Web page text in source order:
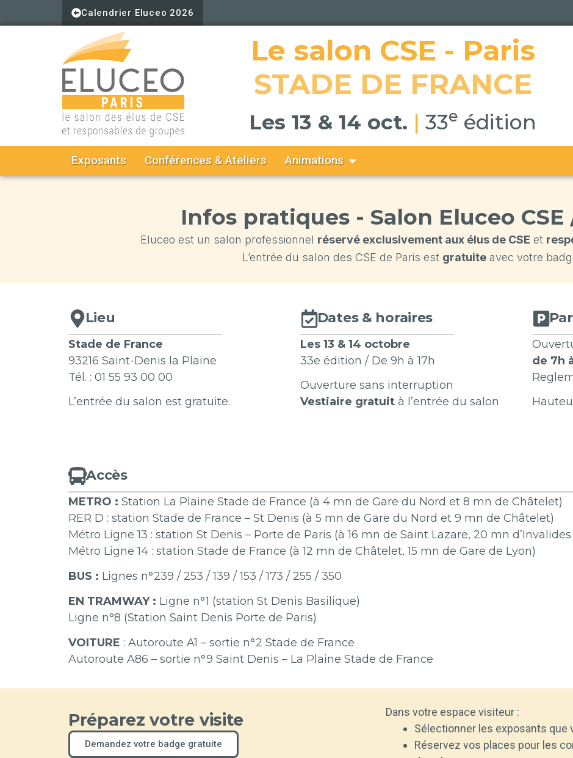
au
Calendrier Eluceo 2026
Le salon CSE - Paris
STADE DE FRANCE
Les 13 & 14 oct. | 33e édition
Exposants Conférences & Ateliers Animations
Infos pratiques - Salon Eluceo CSE
Eluceo est un salon professionnel réservé exclusivement aux élus de CSE et
L’entrée du salon des CSE de Paris est gratuiteavec votre
Lieu
Stade de France
93216 Saint-Denis la Plaine
Tél. : 01 55 93 00 00
L’entrée du salon est gratuite.
Dates & horaires
Les 13 & 14 octobre
33e édition / De 9h à 17h
Ouverture sans interruption
Vestiaire gratuità l’entrée du salon
de 7h
Accès
METRO : Station La Plaine Stade de France (à 4 mn de Gare du Nord et 8 mn de Châtelet)
RER D : station Stade de France – St Denis (à 5 mn de Gare du Nord et 9 mn de Châtelet)
Métro Ligne 13 : station St Denis – Porte de Paris (à 16 mn de Saint Lazare, 20 mn
Métro Ligne 14 : station Stade de France (à 12 mn de Châtelet, 15 mn de Gare de Lyon)
BUS : Lignes n°239 / 253 / 139 / 153 / 173 / 255 / 350
EN TRAMWAY : Ligne n°1 (station St Denis Basilique)
Ligne n°8 (Station Saint Denis Porte de Paris)
VOITURE : Autoroute A1 – sortie n°2 Stade de France
Autoroute A86 – sortie n°9 Saint Denis – La Plaine Stade de France
Préparez votre visite
Demandez votre badge gratuite
Dans votre espace visiteur :
Sélectionner les exposants
Réservez vos places pour les